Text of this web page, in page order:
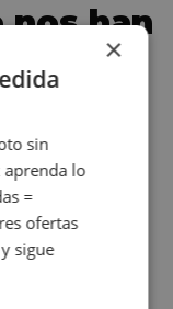
nos han
clientes es
y conoce
×
sin
aprenda lo
=
ofertas
sigue